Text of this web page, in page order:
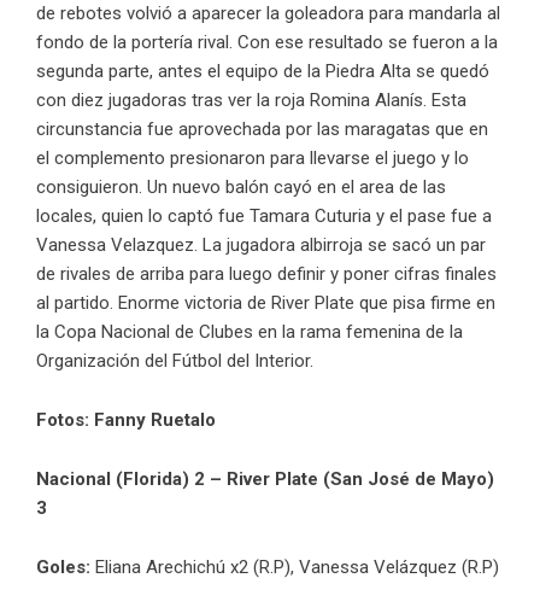
de rebotes volvió a aparecer la goleadora para mandarla al
fondo de la portería rival. Con ese resultado se fueron a la
segunda parte, antes el equipo de la Piedra Alta se quedó
con diez jugadoras tras ver la roja Romina Alanís. Esta
circunstancia fue aprovechada por las maragatas que en
el complemento presionaron para llevarse el juego y lo
consiguieron. Un nuevo balón cayó en el area de las
locales, quien lo captó fue Tamara Cuturia y el pase fue a
Vanessa Velazquez. La jugadora albirroja se sacó un par
de rivales de arriba para luego definir y poner cifras finales
al partido. Enorme victoria de River Plate que pisa firme en
la Copa Nacional de Clubes en la rama femenina de la
Organización del Fútbol del Interior.
Fotos: Fanny Ruetalo
Nacional (Florida) 2 – River Plate (San José de Mayo)
3
Goles: Eliana Arechichú x2 (R.P), Vanessa Velázquez (R.P)